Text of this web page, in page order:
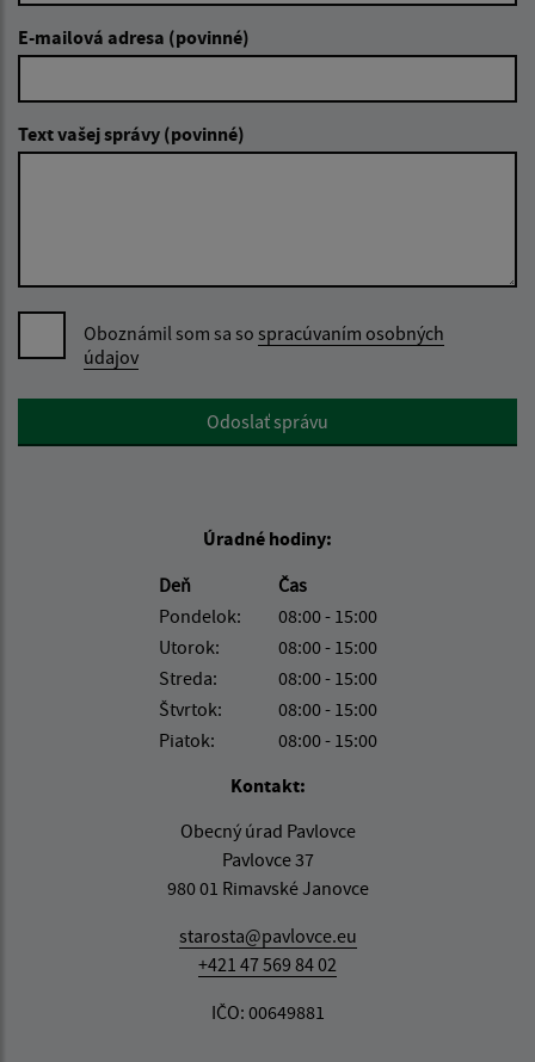
E-mailová adresa (povinné)
Text vašej správy (povinné)
Oboznámil som sa so spracúvaním osobných
údajov
Google reCaptcha ResponseOdoslať správu
Úradné hodiny:
Deň
Čas
Pondelok:
08:00 - 15:00
Utorok:
08:00 - 15:00
Streda:
08:00 - 15:00
Štvrtok:
08:00 - 15:00
Piatok:
08:00 - 15:00
Kontakt:
Obecný úrad Pavlovce
Pavlovce 37
980 01 Rimavské Janovce
starosta@pavlovce.eu
+421 47 569 84 02
IČO: 00649881